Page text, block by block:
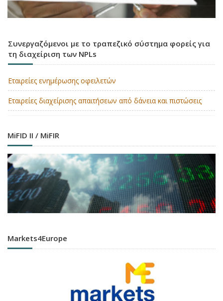
Συνεργαζόμενοι με το τραπεζικό σύστημα φορείς για
τη διαχείριση των NPLs
Εταιρείες ενημέρωσης οφειλετών
Εταιρείες διαχείρισης απαιτήσεων από δάνεια και πιστώσεις
MiFID II / MiFIR
Markets4Europe